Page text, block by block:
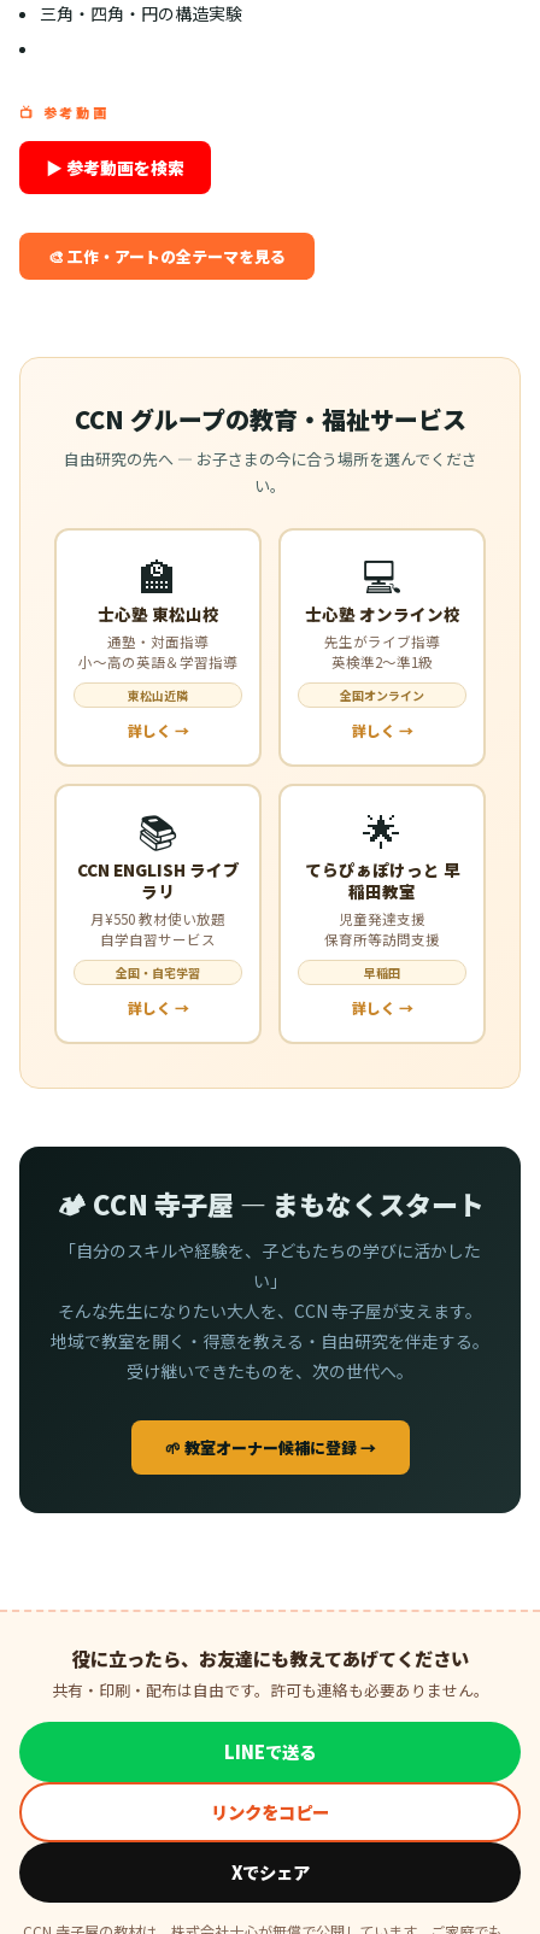
三角・四角・円の構造実験
📺 参考動画
▶ 参考動画を検索
🎨 工作・アートの全テーマを見る
CCN グループの教育・福祉サービス
自由研究の先へ — お子さまの今に合う場所を選んでくださ
い。
🏫
士心塾 東松山校
通塾・対面指導
小〜高の英語＆学習指導
東松山近隣
詳しく →
💻
士心塾 オンライン校
先生がライブ指導
英検準2〜準1級
全国オンライン
詳しく →
📚
CCN ENGLISH ライブ
ラリ
月¥550 教材使い放題
自学自習サービス
全国・自宅学習
詳しく →
🌟
てらぴぁぽけっと 早
稲田教室
児童発達支援
保育所等訪問支援
早稲田
詳しく →
🏕️ CCN 寺子屋 — まもなくスタート
「自分のスキルや経験を、子どもたちの学びに活かした
い」
そんな先生になりたい大人を、CCN 寺子屋が支えます。
地域で教室を開く・得意を教える・自由研究を伴走する。
受け継いできたものを、次の世代へ。
🌱 教室オーナー候補に登録 →
役に立ったら、お友達にも教えてあげてください
共有・印刷・配布は自由です。許可も連絡も必要ありません。
LINEで送る
リンクをコピー
Xでシェア